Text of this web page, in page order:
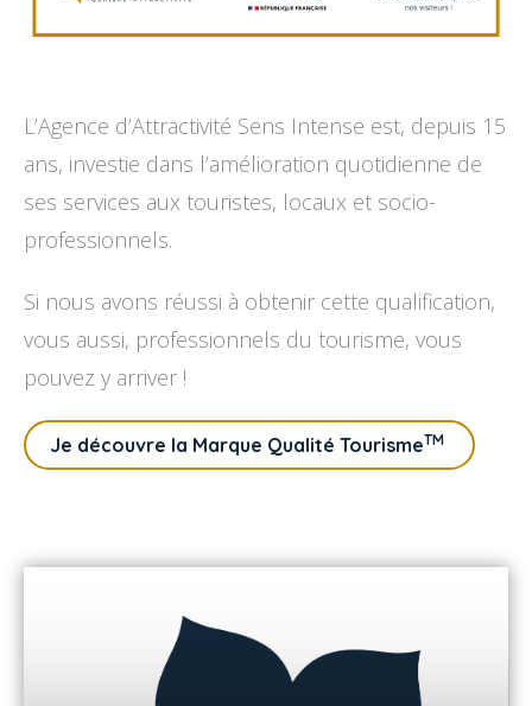
L’Agence d’Attractivité Sens Intense est, depuis 15
ans, investie dans l’amélioration quotidienne de
ses services aux touristes, locaux et socio-
professionnels.
Si nous avons réussi à obtenir cette qualification,
vous aussi, professionnels du tourisme, vous
pouvez y arriver !
Je découvre la Marque Qualité TourismeTM